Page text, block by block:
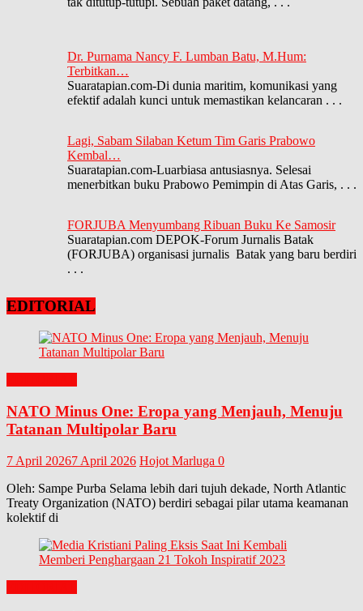
Dr. Purnama Nancy F. Lumban Batu, M.Hum:
Terbitkan…
Suaratapian.com-Di dunia maritim, komunikasi yang
efektif adalah kunci untuk memastikan kelancaran . . .
Lagi, Sabam Silaban Ketum Tim Garis Prabowo
Kembal…
Suaratapian.com-Luarbiasa antusiasnya. Selesai
menerbitkan buku Prabowo Pemimpin di Atas Garis, . . .
FORJUBA Menyumbang Ribuan Buku Ke Samosir
Suaratapian.com DEPOK-Forum Jurnalis Batak
(FORJUBA) organisasi jurnalis Batak yang baru berdiri
. . .
EDITORIAL
NATO Minus One: Eropa yang Menjauh, Menuju
Tatanan Multipolar Baru
7 April 20267 April 2026 Hojot Marluga 0
Oleh: Sampe Purba Selama lebih dari tujuh dekade, North Atlantic
Treaty Organization (NATO) berdiri sebagai pilar utama keamanan
kolektif di